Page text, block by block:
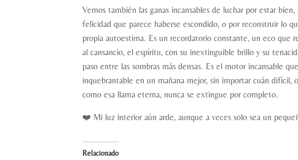
Vemos también las ganas incansables de luchar por estar
felicidad que parece haberse escondido, o por reconstruir lo
propia autoestima. Es un recordatorio constante, un eco que
al cansancio, el espíritu, con su inextinguible brillo y su
paso entre las sombras más densas. Es el motor incansable
inquebrantable en un mañana mejor, sin importar cuán difícil,
como esa llama eterna, nunca se extingue por completo.
❤️ Mi luz interior aún arde, aunque a veces solo sea un
Relacionado